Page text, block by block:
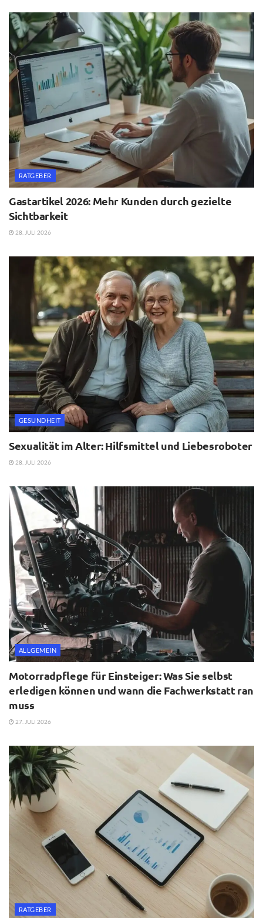
RATGEBER
Gastartikel 2026: Mehr Kunden durch gezielte
Sichtbarkeit
28. JULI 2026
GESUNDHEIT
Sexualität im Alter: Hilfsmittel und Liebesroboter
28. JULI 2026
ALLGEMEIN
Motorradpflege für Einsteiger: Was Sie selbst
erledigen können und wann die Fachwerkstatt ran
muss
27. JULI 2026
RATGEBER